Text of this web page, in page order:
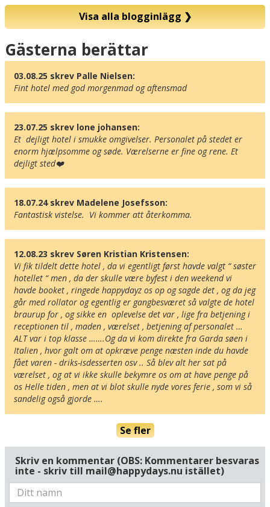
Visa alla blogginlägg❯
Karta
Här ligger hotellet
Visa alla Happydays hotell i Österrike
Museer
Radie runt hotellet:
Hitta vägen till hotellet
Gästerna berättar
03.08.25 skrev Palle Nielsen:
Fint hotel med god morgenmad og aftensmad
23.07.25 skrev lone johansen:
Et  dejligt hotel i smukke omgivelser. Personalet på stedet er
enorm hjælpsomme og søde. Værelserne er fine og rene. Et
dejligt sted❤️
18.07.24 skrev Madelene Josefsson:
Fantastisk vistelse.  Vi kommer att återkomma.
12.08.23 skrev Søren Kristian Kristensen:
Vi fik tildelt dette hotel , da vi egentligt først havde valgt “ søster
hotellet “ men , da der skulle være byfest i den weekend vi
havde booket , ringede happydayz os op og sagde det , og da jeg
går med rollator og egentlig er gangbesværet så valgte de hotel
braurup for , og sikke en  oplevelse det var , lige fra betjening i
receptionen til , maden , værelset , betjening af personalet …
ALT var i top klasse …….Og da vi kom direkte fra Garda søen i
Italien , hvor galt om at opkræve penge næsten inde du havde
fået varen - driks-isdesserten osv .. Så blev alt her sat på
værelset , og at vi ikke skulle bekymre os om at have penge på
os Helle tiden , men at vi blot skulle nyde vores ferie , som vi så
sandelig også gjorde ….
Se fler
Skriv en kommentar (OBS: Kommentarer besvaras
inte - skriv till mail@happydays.nu istället)